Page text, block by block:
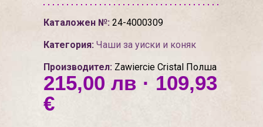
Каталожен №: 24-4000309
Категория: Чаши за уиски и коняк
Производител: Zawiercie Cristal Полша
215,00 лв · 109,93
€